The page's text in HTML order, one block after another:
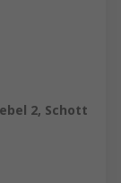
2, Schott